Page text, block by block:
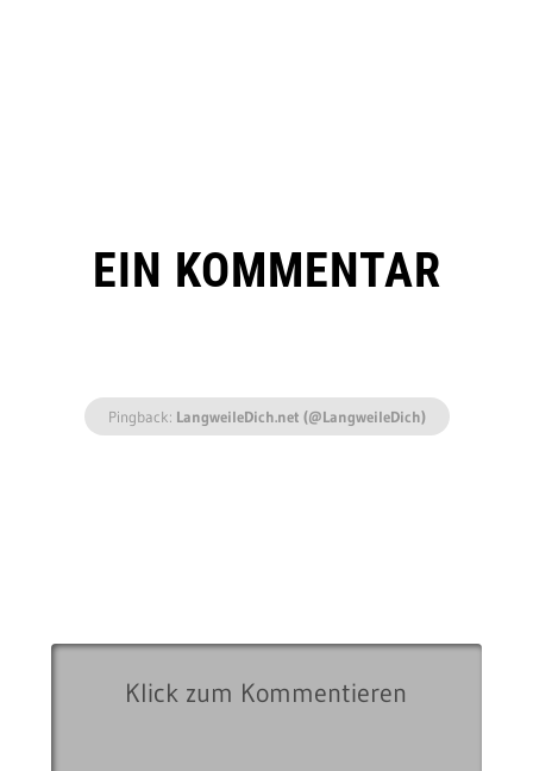
EIN KOMMENTAR
Pingback: LangweileDich.net (@LangweileDich)